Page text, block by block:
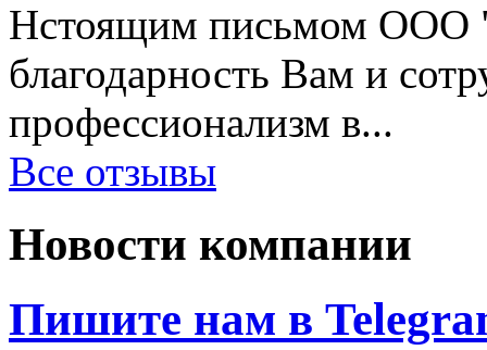
Нстоящим письмом ООО
благодарность Вам и
профессионализм в...
Все отзывы
Новости компании
Пишите нам в